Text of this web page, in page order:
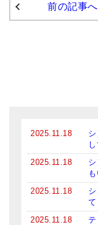
前の記事へ
2025.11.18
2025.11.18
2025.11.18
て
2025.11.18